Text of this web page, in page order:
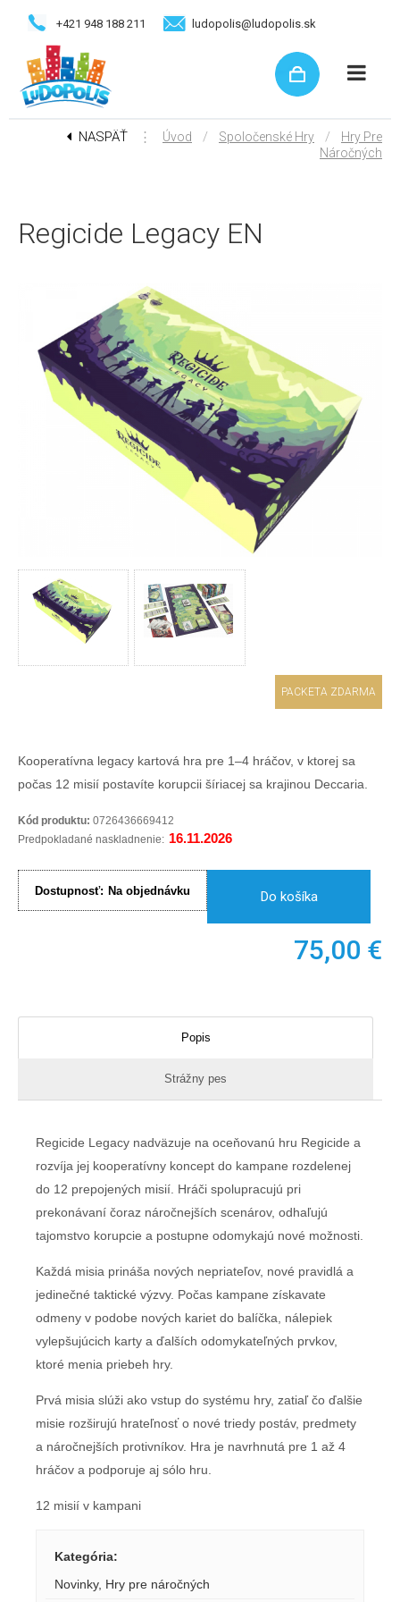
+421 948 188 211 ludopolis@ludopolis.sk
NASPÄŤ ⋮ Úvod / Spoločenské Hry /
Hry Pre
Náročných
Regicide Legacy EN
PACKETA ZDARMA
Kooperatívna legacy kartová hra pre 1–4 hráčov, v ktorej sa
počas 12 misií postavíte korupcii šíriacej sa krajinou Deccaria.
Kód produktu: 0726436669412
Predpokladané naskladnenie: 16.11.2026
Dostupnosť: Na objednávku Do košíka
75,00 €
Popis
Strážny pes
Regicide Legacy nadväzuje na oceňovanú hru Regicide a
rozvíja jej kooperatívny koncept do kampane rozdelenej
do 12 prepojených misií. Hráči spolupracujú pri
prekonávaní čoraz náročnejších scenárov, odhaľujú
tajomstvo korupcie a postupne odomykajú nové možnosti.
Každá misia prináša nových nepriateľov, nové pravidlá a
jedinečné taktické výzvy. Počas kampane získavate
odmeny v podobe nových kariet do balíčka, nálepiek
vylepšujúcich karty a ďalších odomykateľných prvkov,
ktoré menia priebeh hry.
Prvá misia slúži ako vstup do systému hry, zatiaľ čo ďalšie
misie rozširujú hrateľnosť o nové triedy postáv, predmety
a náročnejších protivníkov. Hra je navrhnutá pre 1 až 4
hráčov a podporuje aj sólo hru.
12 misií v kampani
Kategória:
Novinky, Hry pre náročných